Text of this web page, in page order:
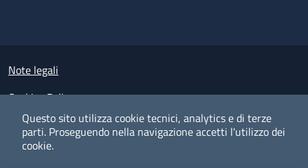
Questo sito utilizza cookie tecnici, analytics e di terze
parti. Proseguendo nella navigazione accetti l'utilizzo dei
cookie.
Small prints
Note legali
Cookies Policy
Policy privacy e protezione del dato personale
Albo pretorio on-line